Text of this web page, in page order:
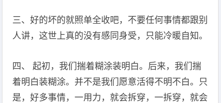
三、好的坏的就照单全收吧，不要任何事情都跟别
人讲，这世上真的没有感同身受，只能冷暖自知。
四、 起初，我们揣着糊涂装明白。后来，我们揣
着明白装糊涂。并不是我们愿意活得不明不白。只
是，好多事情，一用力，就会拆穿，一拆穿，就会